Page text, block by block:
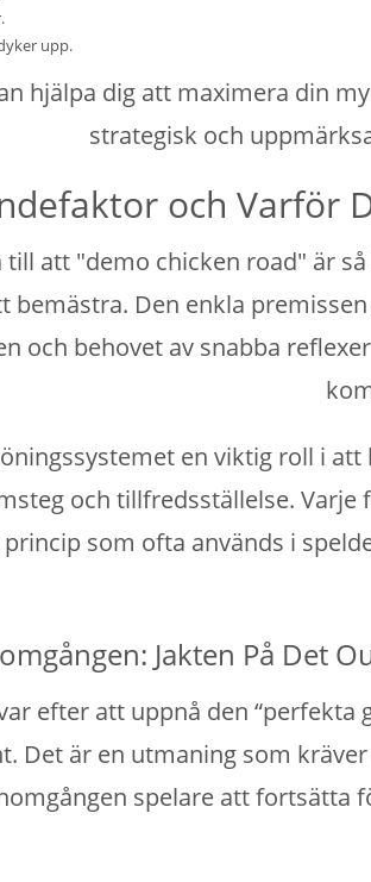
upp.
hjälpa dig att maximera din
strategisk och
och Varför
till att "demo chicken road" är
bemästra. Den enkla
och behovet av snabba
en viktig roll i
och tillfredsställelse.
som ofta används i
Jakten På Det
efter att uppnå den
Det är en utmaning som
spelare att fortsätta